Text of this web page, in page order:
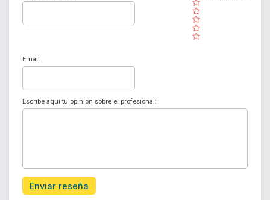
( )
( )
( )
( )
( )
Email
Escribe aquí tu opinión sobre el profesional:
Enviar reseña